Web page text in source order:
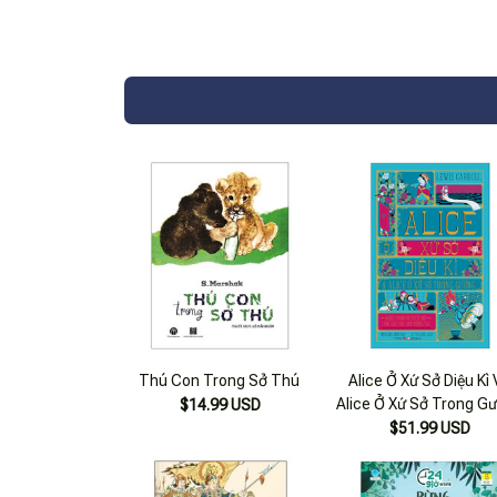
Thú Con Trong Sở Thú
$14.99 USD
Alice Ở Xứ Sở Diệu Kì
Alice Ở Xứ Sở Trong
(bìa Cứng)
$51.99 USD